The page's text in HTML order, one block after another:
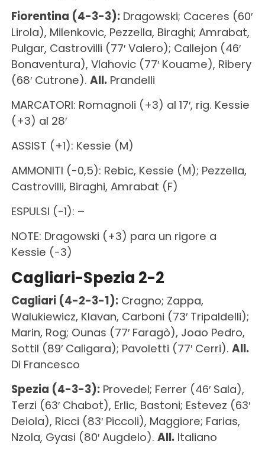
Fiorentina (4-3-3):Dragowski; Caceres (60′
Lirola), Milenkovic, Pezzella, Biraghi; Amrabat,
Pulgar, Castrovilli (77′ Valero); Callejon (46′
Bonaventura), Vlahovic (77′ Kouame), Ribery
(68′ Cutrone). All. Prandelli
MARCATORI: Romagnoli (+3) al 17′, rig. Kessie
(+3) al 28′
ASSIST (+1): Kessie (M)
AMMONITI (-0,5): Rebic, Kessie (M); Pezzella,
Castrovilli, Biraghi, Amrabat (F)
ESPULSI (-1): –
NOTE: Dragowski (+3) para un rigore a
Kessie (-3)
Cagliari-Spezia 2-2
Cagliari (4-2-3-1):Cragno; Zappa,
Walukiewicz, Klavan, Carboni (73′ Tripaldelli);
Marin, Rog; Ounas (77′ Faragò), Joao Pedro,
Sottil (89′ Caligara); Pavoletti (77′ Cerri). All.
Di Francesco
Spezia (4-3-3):Provedel; Ferrer (46′ Sala),
Terzi (63′ Chabot), Erlic, Bastoni; Estevez (63′
Deiola), Ricci (83′ Piccoli), Maggiore; Farias,
Nzola, Gyasi (80′ Augdelo). All. Italiano